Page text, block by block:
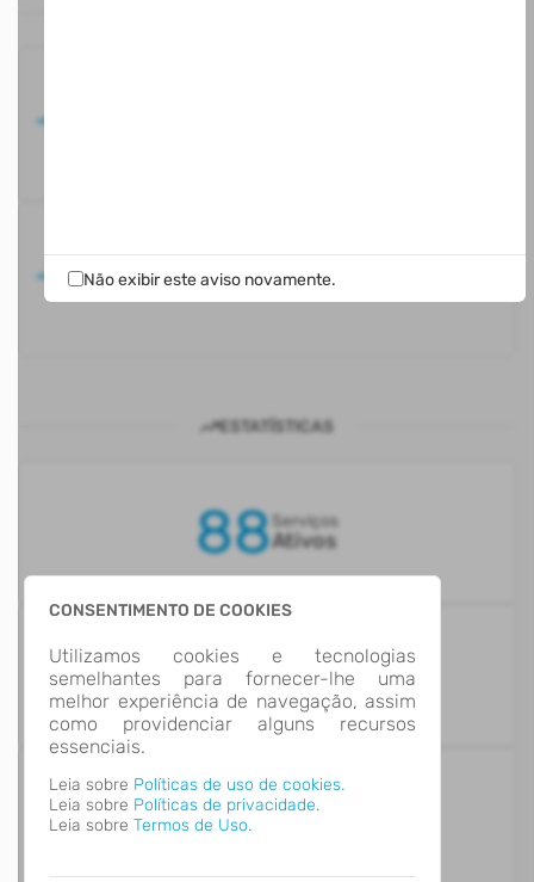
CONSENTIMENTO DE COOKIES
Utilizamos cookies e tecnologias
semelhantes para fornecer-lhe uma
melhor experiência de navegação, assim
como providenciar alguns recursos
essenciais.
Leia sobre Políticas de uso de cookies.
Leia sobre Políticas de privacidade.
Leia sobre Termos de Uso.
Não exibir este aviso novamente.
Carregando...
ESTATÍSTICAS
88 Serviços
Ativos
7% Serviços
Informativos
93%Serviços